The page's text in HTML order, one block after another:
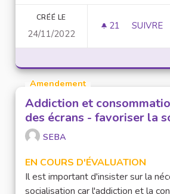
CRÉÉ LE
24/11/2022
21 21
SUIVRE
Amendement
Addiction et
des écrans - favoriser la
SEBA
EN COURS D'ÉVALUATION
Il est important d'insister sur la
socialisation car l'addiction et la